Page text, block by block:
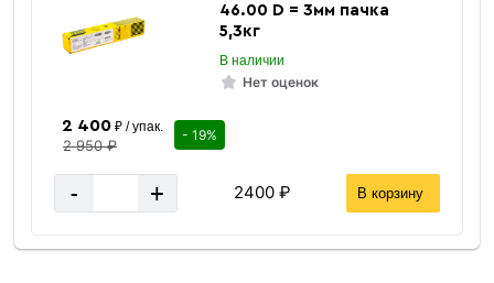
46.00 D = 3мм пачка
5,3кг
В наличии
Нет оценок
2 400₽ / упак.
2 950 ₽
- 19%
- + 2400 ₽ В корзину